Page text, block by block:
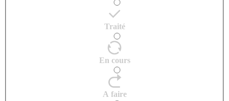
Traité
En cours
A faire